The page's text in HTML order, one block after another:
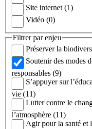
Site internet (1)
Vidéo (0)
Filtrer par enjeu
Préserver la
Soutenir des modes
responsables (9)
S’appuyer sur
vie (11)
Lutter contre le
l’atmosphère (11)
Agir pour la santé et